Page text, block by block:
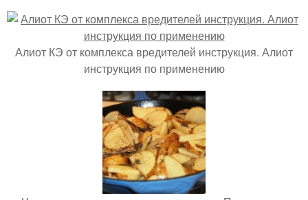
Алиот КЭ от комплекса вредителей инструкция. Алиот
инструкция по применению